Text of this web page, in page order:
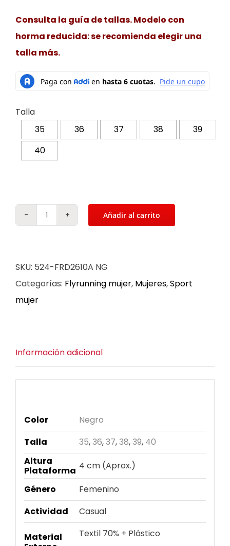
Consulta la guía de tallas. Modelo con
horma reducida: se recomienda elegir una
talla más.
Talla
35
36 37 38
39
40
Tenis
en
color
Añadir al carrito
SKU: 524-FRD2610A NG
Categorías: Flyrunning mujer, Mujeres,Sport
mujer
Información adicional
Color
Negro
Talla
35,36,37,38,39, 40
Altura
Plataforma 4 cm (Aprox.)
Género
Femenino
Actividad
Casual
Material
Textil 70% + Plástico